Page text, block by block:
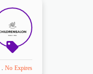
. No Expires